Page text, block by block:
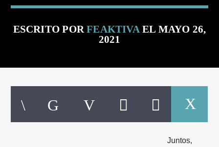
CANCIÓN ACTUAL
ARTISTA
ESCRITO PORFEAKTIVA EL MAYO 26,
2021
Juntos,